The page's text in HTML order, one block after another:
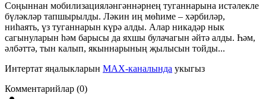
Соңыннан мобилизацияләнгәннәрнең туганнарына истәлекле
бүләкләр тапшырылды. Ләкин иң мөһиме – хәрбиләр,
ниһаять, үз туганнарын күрә алды. Алар никадәр нык
сагынуларын һәм барысы да яхшы булачагын әйтә алды. Һәм,
әлбәттә, тын калып, якыннарының җылысын тойды...
Интертат яңалыкларын MAX-каналында укыгыз
Комментарийлар (0)